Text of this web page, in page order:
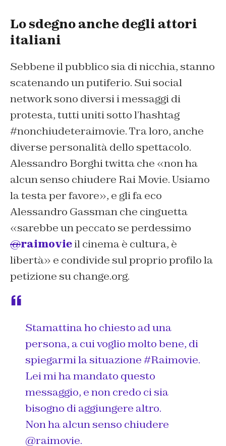
Lo sdegno anche degli attori
italiani
Sebbene il pubblico sia di nicchia, stanno
scatenando un putiferio. Sui social
network sono diversi i messaggi di
protesta, tutti uniti sotto l’hashtag
#nonchiudeteraimovie. Tra loro, anche
diverse personalità dello spettacolo.
Alessandro Borghi twitta che «non ha
alcun senso chiudere Rai Movie. Usiamo
la testa per favore», e gli fa eco
Alessandro Gassman che cinguetta
«sarebbe un peccato se perdessimo
@raimovieil cinema è cultura, è
libertà» e condivide sul proprio profilo la
petizione su change.org.
Stamattina ho chiesto ad una
persona, a cui voglio molto bene, di
spiegarmi la situazione#Raimovie.
Lei mi ha mandato questo
messaggio, e non credo ci sia
bisogno di aggiungere altro.
Non ha alcun senso chiudere
@raimovie.